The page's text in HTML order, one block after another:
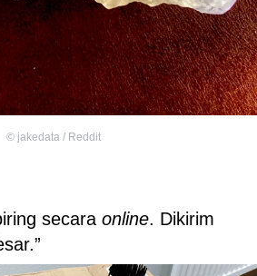
© jakedata / Reddit
secara online. Dikirim